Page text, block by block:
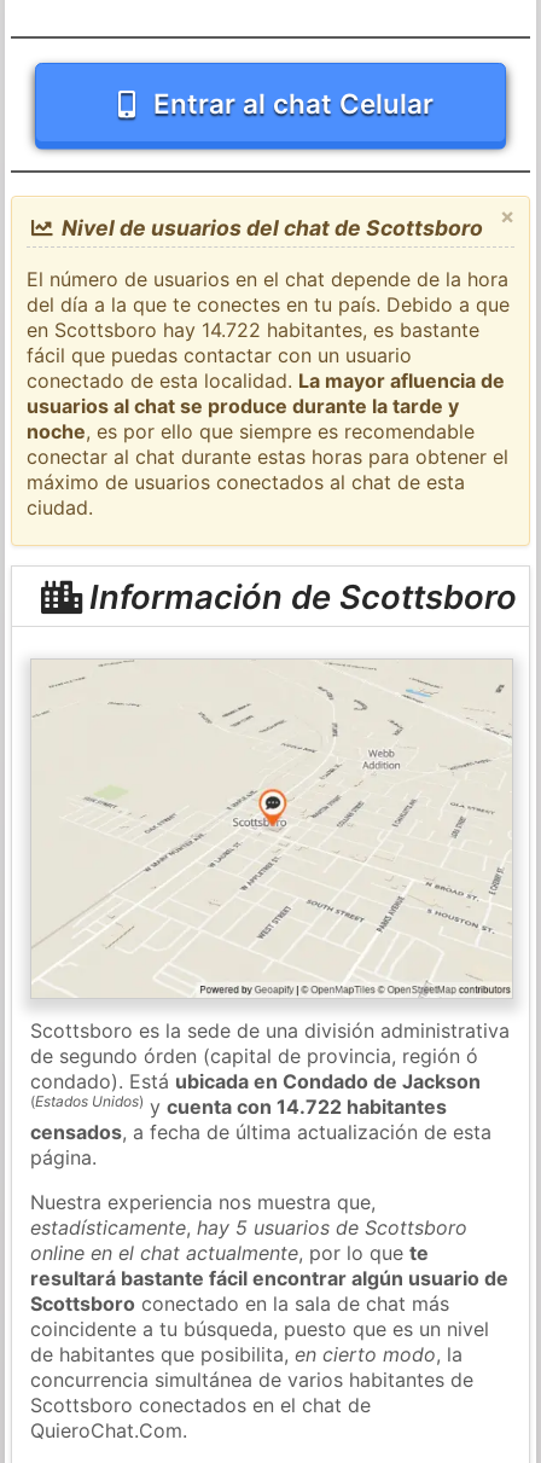
Entrar al chat Celular
×
Nivel de usuarios del chat de Scottsboro
El número de usuarios en el chat depende de la hora
del día a la que te conectes en tu país. Debido a que
en Scottsboro hay 14.722 habitantes, es bastante
fácil que puedas contactar con un usuario
conectado de esta localidad. La mayor afluencia de
usuarios al chat se produce durante la tarde y
noche, es por ello que siempre es recomendable
conectar al chat durante estas horas para obtener el
máximo de usuarios conectados al chat de esta
ciudad.
Información de Scottsboro
Scottsboro es la sede de una división administrativa
de segundo órden (capital de provincia, región ó
condado). Está ubicada en Condado de Jackson
(Estados Unidos) ycuenta con 14.722 habitantes
censados, a fecha de última actualización de esta
página.
Nuestra experiencia nos muestra que,
estadísticamente,hay 5 usuarios de Scottsboro
online en el chat actualmente, por lo quete
resultará bastante fácil encontrar algún usuario de
Scottsboro conectado en la sala de chat más
coincidente a tu búsqueda, puesto que es un nivel
de habitantes que posibilita,en cierto modo, la
concurrencia simultánea de varios habitantes de
Scottsboro conectados en el chat de
QuieroChat.Com.